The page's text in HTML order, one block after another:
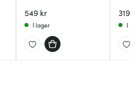
549 kr
I lager
Grön
319
I